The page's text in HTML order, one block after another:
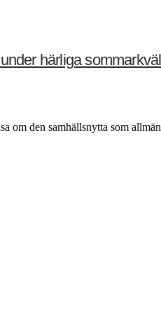
härliga
om den samhällsnytta som